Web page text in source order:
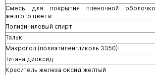
Смесь для покрытия пленочной
желтого цвета:
Поливиниловый спирт
Тальк
Макрогол (полиэтиленгликоль 3350)
Титана диоксид
Краситель железа оксид желтый